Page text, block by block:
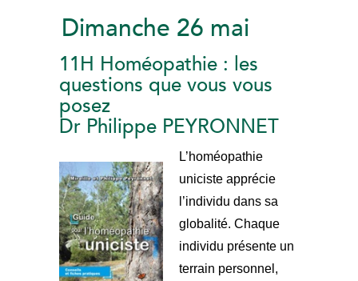
Dimanche 26 mai
11H Homéopathie : les
questions que vous vous
posez
Dr Philippe PEYRONNET
L’homéopathie
uniciste apprécie
l’individu dans sa
globalité. Chaque
individu présente un
terrain personnel,